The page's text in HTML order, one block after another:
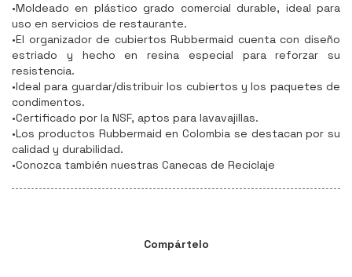
•Moldeado en plástico grado comercial durable, ideal para
uso en servicios de restaurante.
•El organizador de cubiertos Rubbermaid cuenta con diseño
estriado y hecho en resina especial para reforzar su
resistencia.
•Ideal para guardar/distribuir los cubiertos y los paquetes de
condimentos.
•Certificado por la NSF, aptos para lavavajillas.
•Los productos Rubbermaid en Colombia se destacan por su
calidad y durabilidad.
•Conozca también nuestras Canecas de Reciclaje
Compártelo